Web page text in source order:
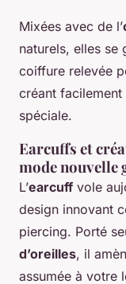
Mixées avec de l’
naturels, elles se
coiffure relevée
créant facilement
spéciale.
Earcuffs et
mode nouvelle
L’earcuff vole
design innovant
piercing. Porté
d’oreilles, il
assumée à votre